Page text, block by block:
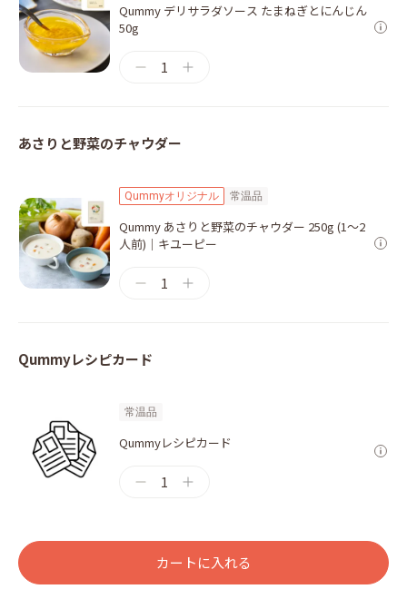
Qummy デリサラダソース たまねぎとにんじん
50g
1
あさりと野菜のチャウダー
Qummyオリジナル 常温品
Qummy あさりと野菜のチャウダー 250g (1～2
人前)｜キユーピー
1
Qummyレシピカード
常温品
Qummyレシピカード
1
カートに入れる